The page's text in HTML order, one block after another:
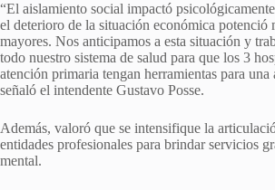
“El aislamiento social impactó
el deterioro de la situación económica potenció
mayores. Nos anticipamos a esta situación y
todo nuestro sistema de salud para que los 3
atención primaria tengan herramientas para una
señaló el intendente Gustavo Posse.
Además, valoró que se intensifique la
entidades profesionales para brindar servicios
mental.